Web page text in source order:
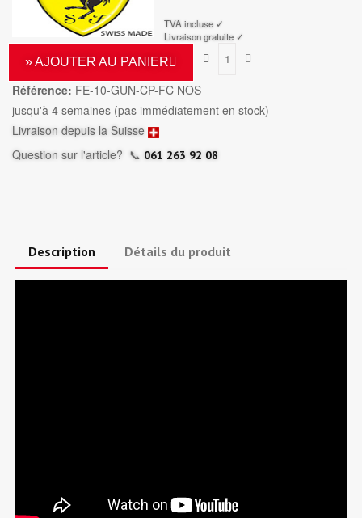
TVA incluse ✓
Livraison gratuite ✓
» AJOUTER AU PANIER
Référence: FE-10-GUN-CP-FC NOS
jusqu'à 4 semaines (pas immédiatement en stock)
Livraison depuis la Suisse
Question sur l'article? 📞 061 263 92 08
Description Détails du produit